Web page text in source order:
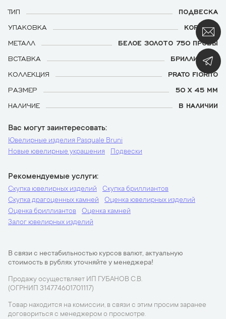
ТИП
ПОДВЕСКА
УПАКОВКА
КОРОБКА
МЕТАЛЛ
БЕЛОЕ ЗОЛОТО 750 ПРОБЫ
ВСТАВКА
БРИЛЛИАНТЫ
КОЛЛЕКЦИЯ
РRАTО FIORITO
РАЗМЕР
50 Х 45 ММ
НАЛИЧИЕ
В НАЛИЧИИ
Вас могут заинтересовать
Ювелирные изделия Pasquale Bruni
Новые ювелирные украшения
Подвески
Рекомендуемые услуги
Скупка ювелирных изделий
Скупка бриллиантов
Скупка драгоценных камней
Оценка ювелирных изделий
Оценка бриллиантов
Оценка камней
Залог ювелирных изделий
В связи с нестабильностью курсов валют, актуальную
стоимость в рублях уточняйте у менеджера!
Продажу осуществляет ИП ГУБАНОВ С.В.
(ОГРНИП 314774601701117)
Товар находится на комиссии, в связи с этим просим заранее
договориться с менеджером о просмотре.